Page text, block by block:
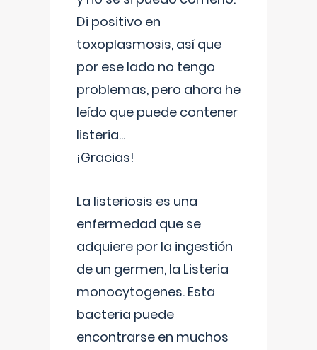
Di positivo en
toxoplasmosis, así que
por ese lado no tengo
problemas, pero ahora he
leído que puede contener
listeria...
¡Gracias!
La listeriosis es una
enfermedad que se
adquiere por la ingestión
de un germen, la Listeria
monocytogenes. Esta
bacteria puede
encontrarse en muchos